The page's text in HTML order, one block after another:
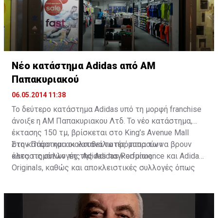
συγκεκριμένη λίστα είναι άστοχη και δημιουργεί
λανθασμένη εντύπωση. Ως εκ τούτου επιφυλάσσει όλα
τα νόμιμα της δικαιώματα», καταλήγει η ανακοίνωση.
Νέο κατάστημα Adidas από ΑΜ
Παπακυριακού
06.05.2014 11:38
Το δεύτερο κατάστημα Adidas υπό τη μορφή franchise
άνοιξε η ΑΜ Παπακυριακου Λτδ. Το νέο κατάστημα,
έκτασης 150 τμ, βρίσκεται στο King’s Avenue Mall
στην Πάφο και ακολουθεί τα πρότυπα των
καταστημάτων της Adidas παγκοσμίως.
Στο κατάστημα οι καταναλωτές μπορούν να βρουν
όλες τις συλλογές της Adidas Performance και Adidas
Originals, καθώς και αποκλειστικές συλλογές όπως